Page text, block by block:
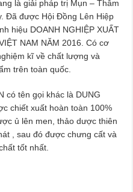
là giải pháp trị Mụn – Thâm
Đã được Hội Đồng Lên Hiệp
hiệu DOANH NGHIỆP XUẤT
NAM NĂM 2016. Có cơ
kĩ về chất lượng và
trên toàn quốc.
có tên gọi khác là DUNG
chiết xuất hoàn toàn 100%
ủ lên men, thảo dược thiên
, sau đó được chưng cất và
tốt nhất.